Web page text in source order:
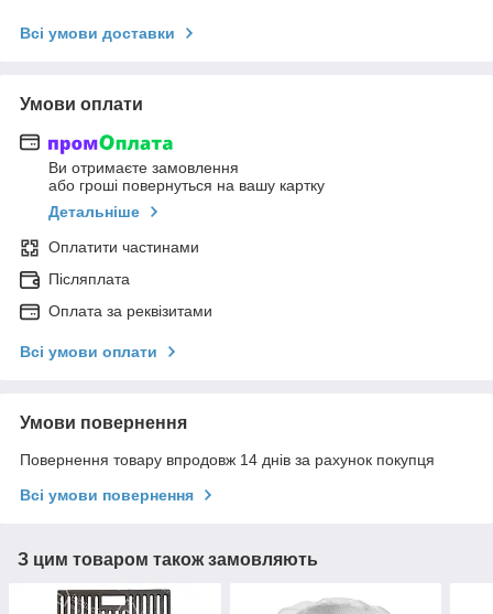
Всі умови доставки
Умови оплати
Ви отримаєте замовлення
або гроші повернуться на вашу картку
Детальніше
Оплатити частинами
Післяплата
Оплата за реквізитами
Всі умови оплати
Умови повернення
Повернення товару впродовж 14 днів за рахунок покупця
Всі умови повернення
З цим товаром також замовляють